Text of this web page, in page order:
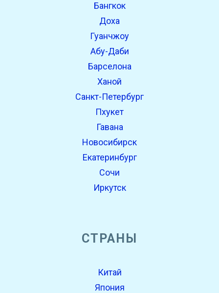
Бангкок
Доха
Гуанчжоу
Абу-Даби
Барселона
Ханой
Санкт-Петербург
Пхукет
Гавана
Новосибирск
Екатеринбург
Сочи
Иркутск
СТРАНЫ
Китай
Япония